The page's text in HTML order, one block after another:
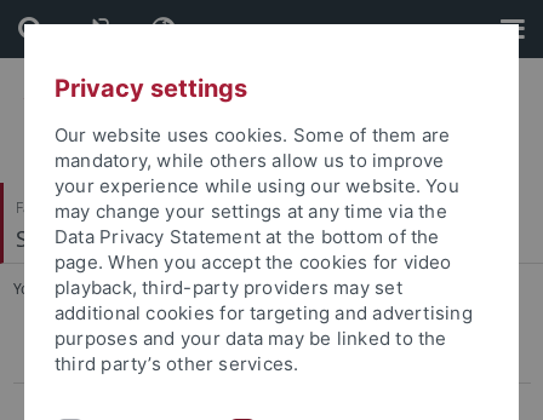
Skip
to
content
Skip
to
footer
Faculty of Humanities
Slavisches Seminar
You are here: Home ... Vorlesungsverzeichnis
Wintersemester 2026/27
Privacy settings
Our website uses cookies. Some of them are
mandatory, while others allow us to improve
your experience while using our website. You
may change your settings at any time via the
Data Privacy Statement at the bottom of the
page. When you accept the cookies for video
playback, third-party providers may set
additional cookies for targeting and advertising
purposes and your data may be linked to the
third party’s other services.